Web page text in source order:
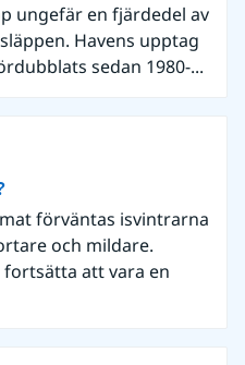
ungefär en fjärdedel av
Havens upptag
sedan 1980-...
förväntas isvintrarna
och mildare.
att vara en